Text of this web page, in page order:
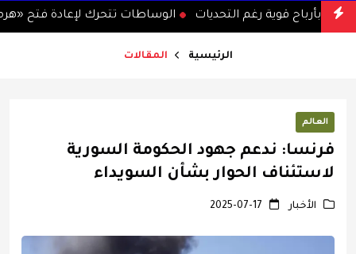
بأرباح قوية رغم التحديات الوساطات تتحرك لإعادة فتح «هرمز»
الرئيسية المقالات
العالم
فرنسا: ندعم جهود الحكومة السورية
لاستئناف الحوار بشأن السويداء
الأخبار